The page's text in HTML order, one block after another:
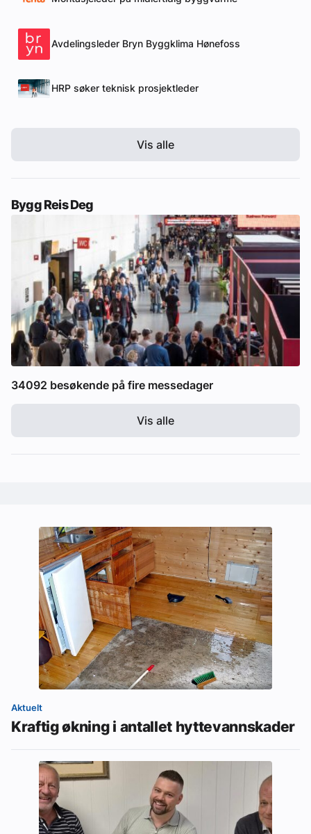
Avdelingsleder Bryn Byggklima Hønefoss
HRP søker teknisk prosjektleder
Vis alle
Bygg Reis Deg
34092 besøkende på fire messedager
Vis alle
Aktuelt
Kraftig økning i antallet hyttevannskader